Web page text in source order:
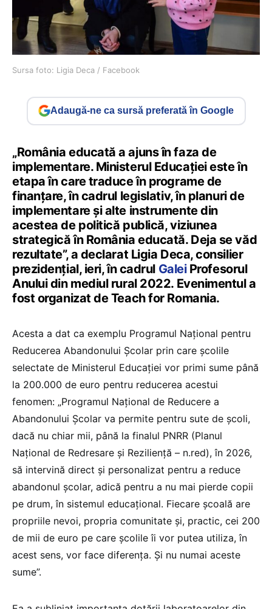
Sursa foto: Ligia Deca / Facebook
Adaugă-ne ca sursă preferată în Google
„România educată a ajuns în faza de
implementare. Ministerul Educației este în
etapa în care traduce în programe de
finanțare, în cadrul legislativ, în planuri de
implementare și alte instrumente din
acestea de politică publică, viziunea
strategică în România educată. Deja se văd
rezultate”, a declarat Ligia Deca, consilier
prezidențial, ieri, în cadrul GaleiProfesorul
Anului din mediul rural 2022. Evenimentul a
fost organizat de Teach for Romania.
Acesta a dat ca exemplu Programul Național pentru
Reducerea Abandonului Școlar prin care școlile
selectate de Ministerul Educației vor primi sume până
la 200.000 de euro pentru reducerea acestui
fenomen: „Programul Național de Reducere a
Abandonului Școlar va permite pentru sute de școli,
dacă nu chiar mii, până la finalul PNRR (Planul
Național de Redresare și Reziliență – n.red), în 2026,
să intervină direct și personalizat pentru a reduce
abandonul școlar, adică pentru a nu mai pierde copii
pe drum, în sistemul educațional. Fiecare școală are
propriile nevoi, propria comunitate și, practic, cei 200
de mii de euro pe care școlile îi vor putea utiliza, în
acest sens, vor face diferența. Și nu numai aceste
sume”.